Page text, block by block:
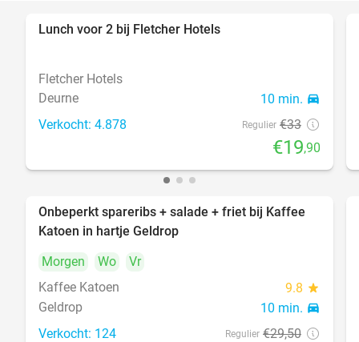
Lunch voor 2 bij Fletcher Hotels
Fletcher Hotels
Deurne
10 min. directions_car
Verkocht: 4.878 Regulier €33
€19,90
27%
Onbeperkt spareribs + salade + friet bij Kaffee
Katoen in hartje Geldrop
Morgen
Wo
Vr
Kaffee Katoen
9.8 star
Geldrop 10 min. directions_car
Verkocht: 124 Regulier €29,50